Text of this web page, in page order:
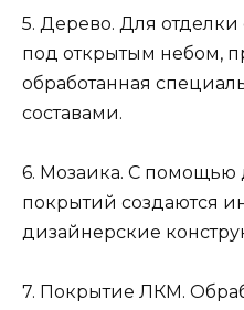
5. Дерево. Для отделки
под открытым небом,
обработанная
составами.
6. Мозаика. С помощью
покрытий создаются
дизайнерские
7. Покрытие ЛКМ.